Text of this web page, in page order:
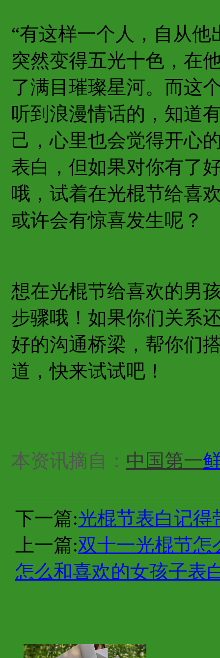
“有这样一个人，自从
突然变得五光十色，在
了满目璀璨星河。而这
听到浪漫情话的，知道
己，心里也会觉得开心
表白，但如果对你有了
哦，试着在光棍节给喜
或许会有惊喜发生呢？
想在光棍节给喜欢的男
步骤哦！如果你们关系
好的沟通桥梁，帮你们
道，快来试试吧！
本资讯摘自： 中国第一
下一篇:光棍节表白记得
上一篇:双十一光棍节怎
怎么和喜欢的女孩子表